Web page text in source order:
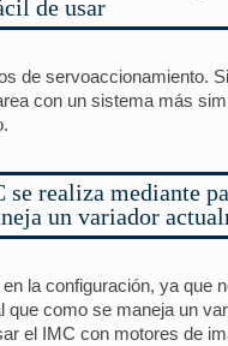
de usar
de servoaccionamiento.
con un sistema más
realiza mediante
un variador
la configuración, ya que
como se maneja un
el IMC con motores de